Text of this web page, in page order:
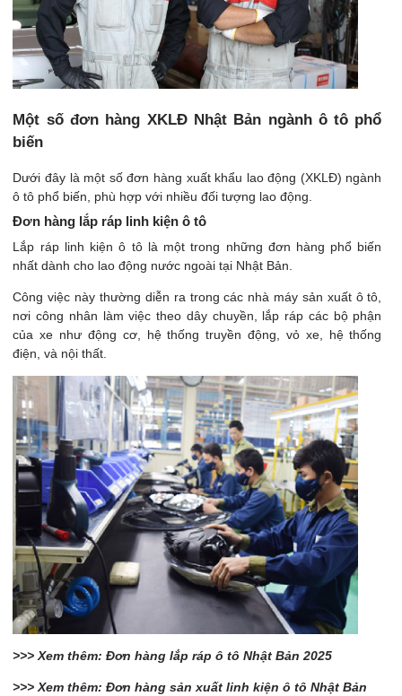
Một số đơn hàng XKLĐ Nhật Bản ngành ô tô phổ
biến
Dưới đây là một số đơn hàng xuất khẩu lao động (XKLĐ) ngành
ô tô phổ biến, phù hợp với nhiều đối tượng lao động.
Đơn hàng lắp ráp linh kiện ô tô
Lắp ráp linh kiện ô tô là một trong những đơn hàng phổ biến
nhất dành cho lao động nước ngoài tại Nhật Bản.
Công việc này thường diễn ra trong các nhà máy sản xuất ô tô,
nơi công nhân làm việc theo dây chuyền, lắp ráp các bộ phận
của xe như động cơ, hệ thống truyền động, vỏ xe, hệ thống
điện, và nội thất.
>>> Xem thêm: Đơn hàng lắp ráp ô tô Nhật Bản 2025
>>> Xem thêm: Đơn hàng sản xuất linh kiện ô tô Nhật Bản